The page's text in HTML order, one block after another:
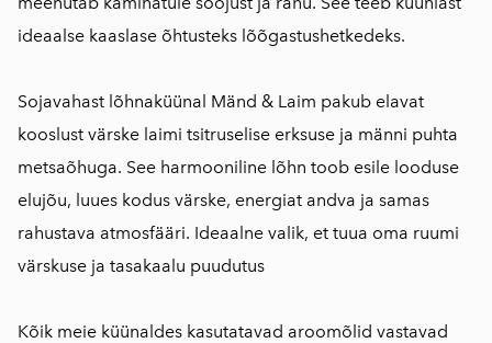
ideaalse kaaslase õhtusteks lõõgastushetkedeks.
Sojavahast lõhnaküünal Mänd & Laim pakub elavat
kooslust värske laimi tsitruselise erksuse ja männi puhta
metsaõhuga. See harmooniline lõhn toob esile looduse
elujõu, luues kodus värske, energiat andva ja samas
rahustava atmosfääri. Ideaalne valik, et tuua oma ruumi
värskuse ja tasakaalu puudutus
Kõik meie küünaldes kasutatavad aroomõlid vastavad